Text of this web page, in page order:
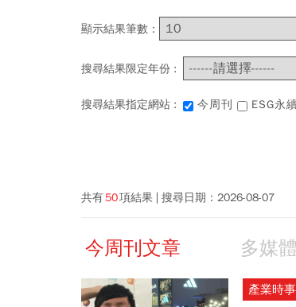
顯示結果筆數：
搜尋結果限定年份 :
搜尋結果指定網站 : 今周刊 ESG永
共有50項結果 搜尋日期： 2026-08-07
今周刊文章 多媒體
產業時事